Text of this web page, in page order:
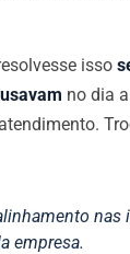
isso
no dia
nas
empresa.